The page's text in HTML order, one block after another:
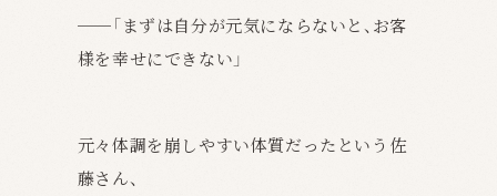
──「まずは自分が元気にならないと、お客
様を幸せにできない」
元々体調を崩しやすい体質だったという佐
藤さん、